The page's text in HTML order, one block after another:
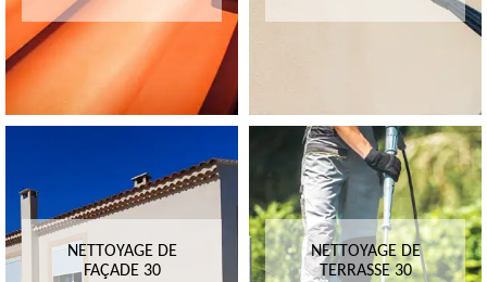
NETTOYAGE DE
FAÇADE 30
NETTOYAGE DE
TERRASSE 30